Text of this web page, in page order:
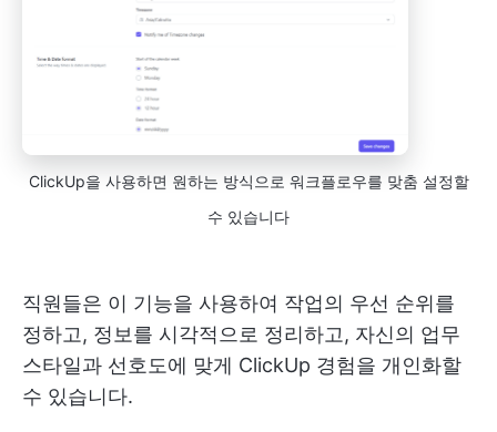
ClickUp을 사용하면 원하는 방식으로 워크플로우를 맞춤 설정할
수 있습니다
직원들은 이 기능을 사용하여 작업의 우선 순위를
정하고, 정보를 시각적으로 정리하고, 자신의 업무
스타일과 선호도에 맞게 ClickUp 경험을 개인화할
수 있습니다.